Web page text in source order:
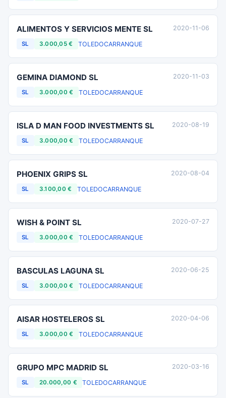
ALIMENTOS Y SERVICIOS MENTE SL
SL 3.000,05 € TOLEDOCARRANQUE
2020-11-06
GEMINA DIAMOND SL
SL 3.000,00 € TOLEDOCARRANQUE
2020-11-03
ISLA D MAN FOOD INVESTMENTS SL
SL 3.000,00 € TOLEDOCARRANQUE
2020-08-19
PHOENIX GRIPS SL
SL 3.100,00 € TOLEDOCARRANQUE
2020-08-04
WISH & POINT SL
SL 3.000,00 € TOLEDOCARRANQUE
2020-07-27
BASCULAS LAGUNA SL
SL 3.000,00 € TOLEDOCARRANQUE
2020-06-25
AISAR HOSTELEROS SL
SL 3.000,00 € TOLEDOCARRANQUE
2020-04-06
GRUPO MPC MADRID SL
SL 20.000,00 € TOLEDOCARRANQUE
2020-03-16